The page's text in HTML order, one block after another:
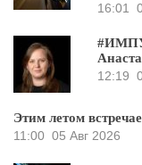
16:01
12:19
Этим летом
11:00 05 Авг 2026